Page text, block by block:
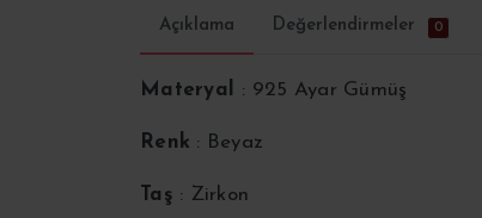
Açıklama Değerlendirmeler 0
Materyal : 925 Ayar Gümüş
Renk : Beyaz
Taş : Zirkon